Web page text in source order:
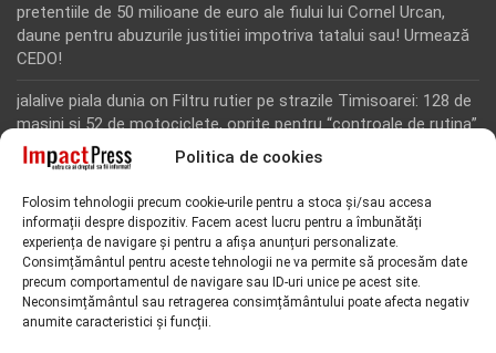
Politica de cookies
Folosim tehnologii precum cookie-urile pentru a stoca și/sau accesa
informații despre dispozitiv. Facem acest lucru pentru a îmbunătăți
experiența de navigare și pentru a afișa anunțuri personalizate.
Consimțământul pentru aceste tehnologii ne va permite să procesăm date
precum comportamentul de navigare sau ID-uri unice pe acest site.
Neconsimțământul sau retragerea consimțământului poate afecta negativ
anumite caracteristici și funcții.
pretentiile de 50 milioane de euro ale fiului lui Cornel Urcan,
daune pentru abuzurile justitiei impotriva tatalui sau! Urmează
CEDO!
jalalive piala dunia on Filtru rutier pe strazile Timisoarei: 128 de
masini si 52 de motociclete, oprite pentru “controale de rutina”
Rodion Camatoritul on Inca un martor din dosarul fraudei cu
“Toti martorii hartuiti au facut plangere penala pentru
represiune nedreapta si cercetare abuziva”, anunta avocatul
Florin Kovacs
Rodion CamatoritulonInca un martor din dosarul fraudei cu
fonduri europene de la Tomnatic, retinut pentru 24 de ore!